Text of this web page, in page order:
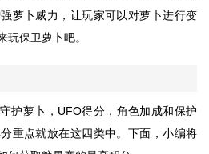
萝卜威力，让玩家可以对萝卜进行变
玩保卫萝卜吧。
护萝卜，UFO得分，角色加成和保护
重点就放在这四类中。下面，小编将